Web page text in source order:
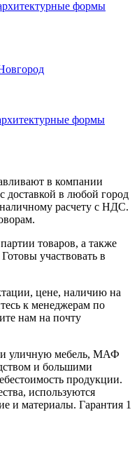
в компании
в любой город
расчету с НДС.
товаров, а также
участвовать в
цене, наличию на
к менеджерам по
нам на почту
и уличную мебель, МАФ
и большими
продукции.
используются
и материалы. Гарантия 1